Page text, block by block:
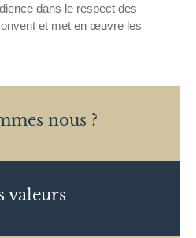
dans le respect des
et met en œuvre les
nous ?
valeurs